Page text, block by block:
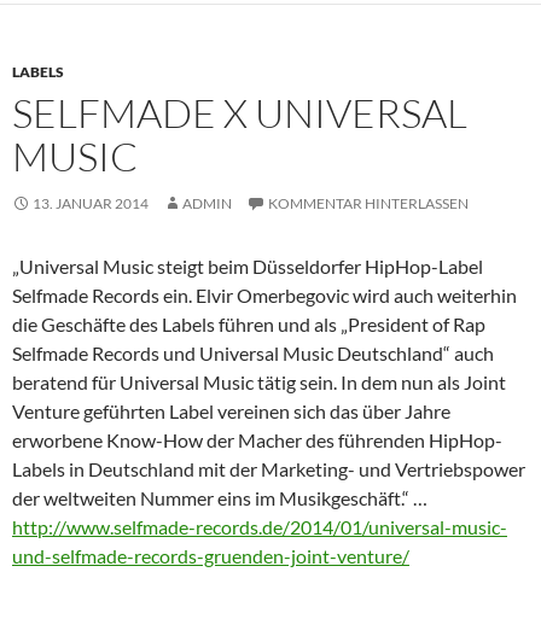
LABELS
SELFMADE X UNIVERSAL
MUSIC
13. JANUAR 2014 ADMIN KOMMENTAR HINTERLASSEN
„Universal Music steigt beim Düsseldorfer HipHop-Label
Selfmade Records ein. Elvir Omerbegovic wird auch weiterhin
die Geschäfte des Labels führen und als „President of Rap
Selfmade Records und Universal Music Deutschland“ auch
beratend für Universal Music tätig sein. In dem nun als Joint
Venture geführten Label vereinen sich das über Jahre
erworbene Know-How der Macher des führenden HipHop-
Labels in Deutschland mit der Marketing- und Vertriebspower
der weltweiten Nummer eins im Musikgeschäft.“ …
http://www.selfmade-records.de/2014/01/universal-music-
und-selfmade-records-gruenden-joint-venture/